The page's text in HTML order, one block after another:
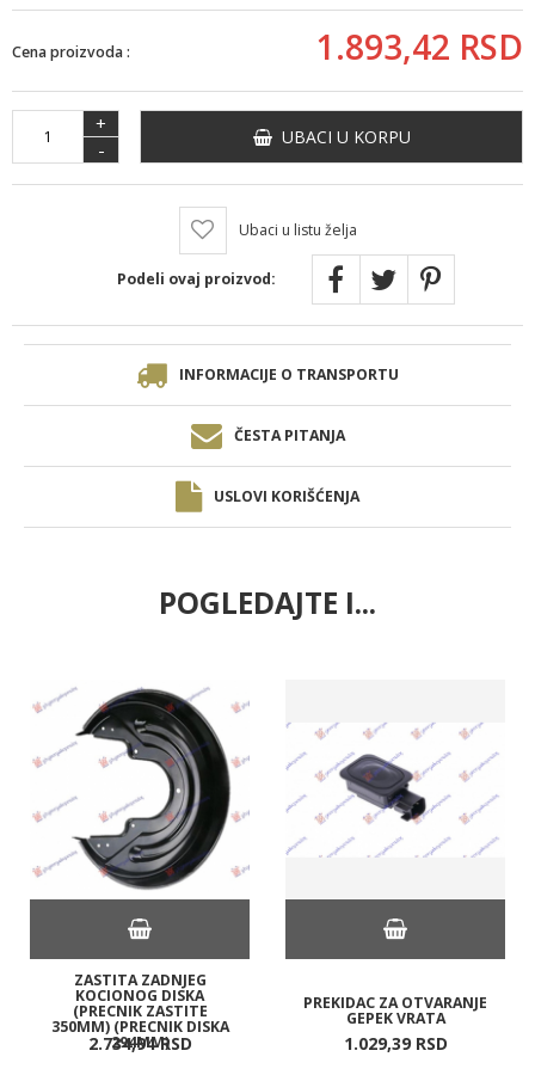
Cena proizvoda : 1.893,42 RSD
+
-
UBACI U KORPU
Ubaci u listu želja
Podeli ovaj proizvod:
INFORMACIJE O TRANSPORTU
ČESTA PITANJA
USLOVI KORIŠĆENJA
POGLEDAJTE I...
ZASTITA ZADNJEG
KOCIONOG DISKA
(PRECNIK ZASTITE
350MM) (PRECNIK DISKA
294MM)
2.734,94 RSD
PREKIDAC ZA OTVARANJE
GEPEK VRATA
1.029,39 RSD